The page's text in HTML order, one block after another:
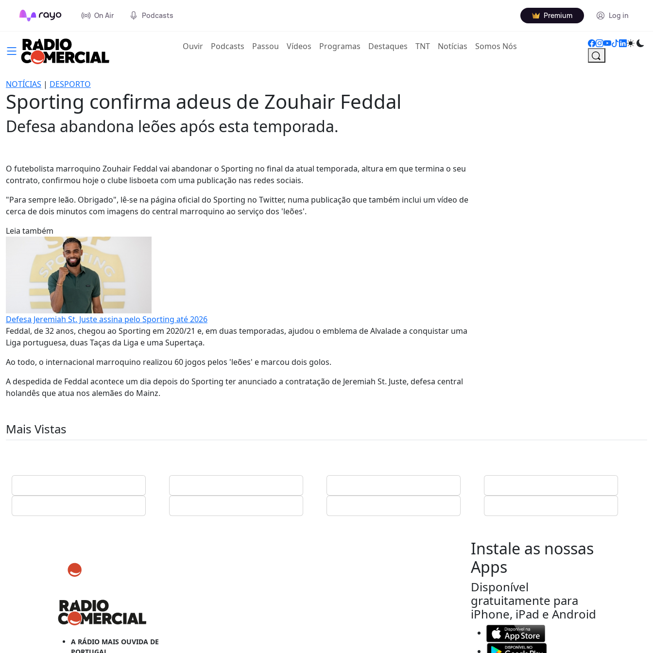
On Air Podcasts Premium Log in
Ouvir(current)
Podcasts Passou Vídeos Programas Destaques TNT Notícias Somos Nós
NOTÍCIAS | DESPORTO
Sporting confirma adeus de Zouhair Feddal
Defesa abandona leões após esta temporada.
O futebolista marroquino Zouhair Feddal vai abandonar o Sporting no final da atual temporada, altura em que termina o seu
contrato, confirmou hoje o clube lisboeta com uma publicação nas redes sociais.
"Para sempre leão. Obrigado", lê-se na página oficial do Sporting no Twitter, numa publicação que também inclui um vídeo de
cerca de dois minutos com imagens do central marroquino ao serviço dos 'leões'.
Leia também
Defesa Jeremiah St. Juste assina pelo Sporting até 2026
Feddal, de 32 anos, chegou ao Sporting em 2020/21 e, em duas temporadas, ajudou o emblema de Alvalade a conquistar uma
Liga portuguesa, duas Taças da Liga e uma Supertaça.
Ao todo, o internacional marroquino realizou 60 jogos pelos 'leões' e marcou dois golos.
A despedida de Feddal acontece um dia depois do Sporting ter anunciado a contratação de Jeremiah St. Juste, defesa central
holandês que atua nos alemães do Mainz.
Mais Vistas
A RÁDIO MAIS OUVIDA DE
Instale as nossas
Apps
Disponível
gratuitamente para
iPhone, iPad e Android